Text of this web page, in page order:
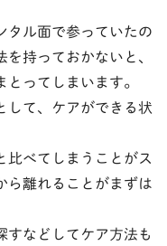
タル面で参っていたの
持っておかないと、
ってしまいます。
して、ケアができる状
比べてしまうことがス
ら離れることがまずは
すなどしてケア方法も